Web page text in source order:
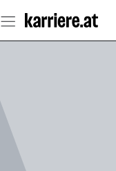
Seiteninhalt
springen